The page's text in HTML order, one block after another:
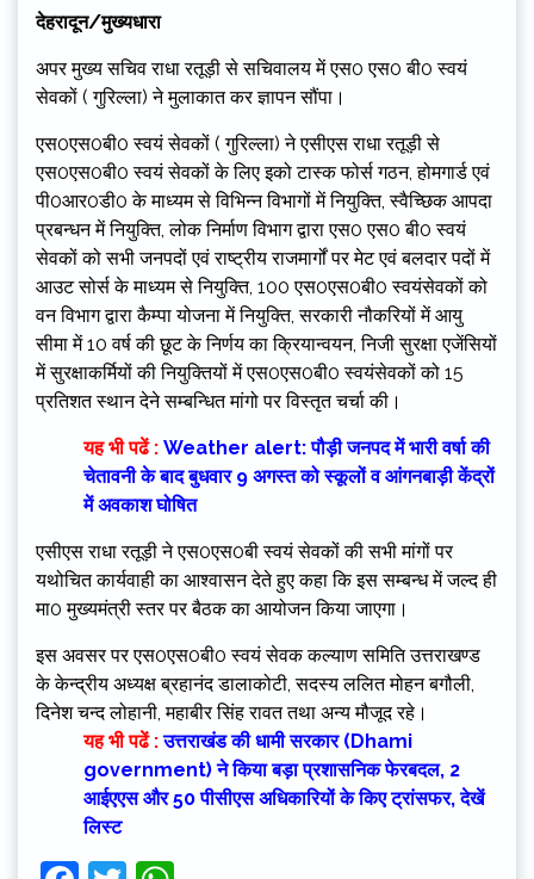
देहरादून/मुख्यधारा
अपर मुख्य सचिव राधा रतूड़ी से सचिवालय में एस0 एस0 बी0 स्वयं
सेवकों ( गुरिल्ला) ने मुलाकात कर ज्ञापन सौंपा।
एस0एस0बी0 स्वयं सेवकों ( गुरिल्ला) ने एसीएस राधा रतूड़ी से
एस0एस0बी0 स्वयं सेवकों के लिए इको टास्क फोर्स गठन, होमगार्ड एवं
पी0आर0डी0 के माध्यम से विभिन्न विभागों में नियुक्ति, स्वैच्छिक आपदा
प्रबन्धन में नियुक्ति, लोक निर्माण विभाग द्वारा एस0 एस0 बी0 स्वयं
सेवकों को सभी जनपदों एवं राष्ट्रीय राजमार्गों पर मेट एवं बलदार पदों में
आउट सोर्स के माध्यम से नियुक्ति, 100 एस0एस0बी0 स्वयंसेवकों को
वन विभाग द्वारा कैम्पा योजना में नियुक्ति, सरकारी नौकरियों में आयु
सीमा में 10 वर्ष की छूट के निर्णय का क्रियान्वयन, निजी सुरक्षा एजेंसियों
में सुरक्षाकर्मियों की नियुक्तियों में एस0एस0बी0 स्वयंसेवकों को 15
प्रतिशत स्थान देने सम्बन्धित मांगो पर विस्तृत चर्चा की।
यह भी पढें : Weather alert: पौड़ी जनपद में भारी वर्षा की
चेतावनी के बाद बुधवार 9 अगस्त को स्कूलों व आंगनबाड़ी केंद्रों
में अवकाश घोषित
एसीएस राधा रतूड़ी ने एस0एस0बी स्वयं सेवकों की सभी मांगों पर
यथोचित कार्यवाही का आश्वासन देते हुए कहा कि इस सम्बन्ध में जल्द ही
मा0 मुख्यमंत्री स्तर पर बैठक का आयोजन किया जाएगा।
इस अवसर पर एस0एस0बी0 स्वयं सेवक कल्याण समिति उत्तराखण्ड
के केन्द्रीय अध्यक्ष ब्रहानंद डालाकोटी, सदस्य ललित मोहन बगौली,
दिनेश चन्द लोहानी, महाबीर सिंह रावत तथा अन्य मौजूद रहे।
यह भी पढें : उत्तराखंड की धामी सरकार (Dhami
government) ने किया बड़ा प्रशासनिक फेरबदल, 2
आईएएस और 50 पीसीएस अधिकारियों के किए ट्रांसफर, देखें
लिस्ट